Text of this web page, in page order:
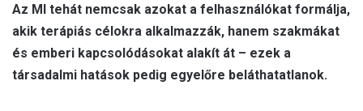
Az MI tehát nemcsak azokat a felhasználókat formálja,
akik terápiás célokra alkalmazzák, hanem szakmákat
és emberi kapcsolódásokat alakít át – ezek a
társadalmi hatások pedig egyelőre beláthatatlanok.